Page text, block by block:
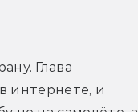
Глава
интернете, и